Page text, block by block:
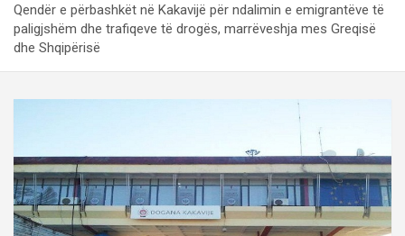
Qendër e përbashkët në Kakavijë për ndalimin e emigrantëve të
paligjshëm dhe trafiqeve të drogës, marrëveshja mes Greqisë
dhe Shqipërisë